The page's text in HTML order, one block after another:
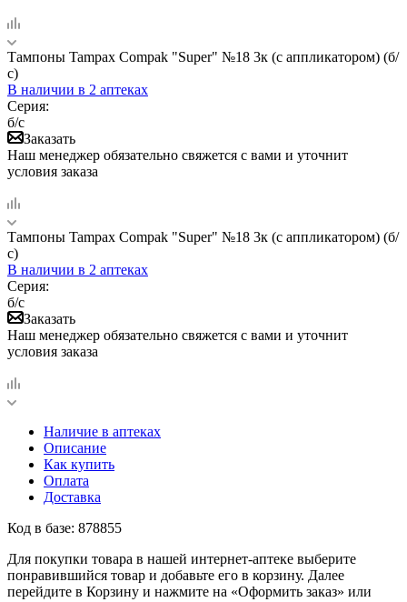
Тампоны Tampax Compak "Super" №18 3к (с аппликатором) (б/
с)
В наличии в 2 аптеках
Серия:
б/с
Заказать
Наш менеджер обязательно свяжется с вами и уточнит
условия заказа
Тампоны Tampax Compak "Super" №18 3к (с аппликатором) (б/
с)
В наличии в 2 аптеках
Серия:
б/с
Заказать
Наш менеджер обязательно свяжется с вами и уточнит
условия заказа
Наличие в аптеках
Описание
Как купить
Оплата
Доставка
Код в базе: 878855
Для покупки товара в нашей интернет-аптеке выберите
понравившийся товар и добавьте его в корзину. Далее
перейдите в Корзину и нажмите на «Оформить заказ» или